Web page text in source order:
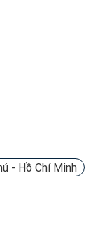
- Hồ Chí Minh